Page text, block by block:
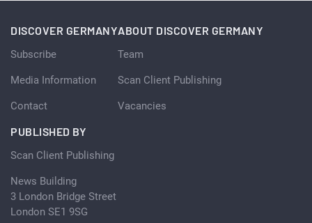
DISCOVER GERMANY
Subscribe
Media Information
Contact
ABOUT DISCOVER GERMANY
Team
Scan Client Publishing
Vacancies
PUBLISHED BY
Scan Client Publishing
News Building
3 London Bridge Street
London SE1 9SG